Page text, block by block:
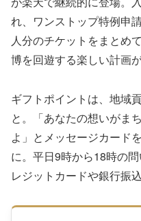
れ、ワンストップ特例申
人分のチケットをまとめ
博を回遊する楽しい計画
ギフトポイントは、地域
と。「あなたの想いがま
よ」とメッセージカード
に。平日9時から18時の
レジットカードや銀行振